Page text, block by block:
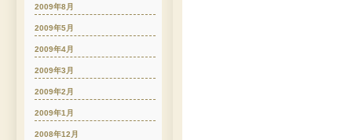
2009年8月
2009年5月
2009年4月
2009年3月
2009年2月
2009年1月
2008年12月